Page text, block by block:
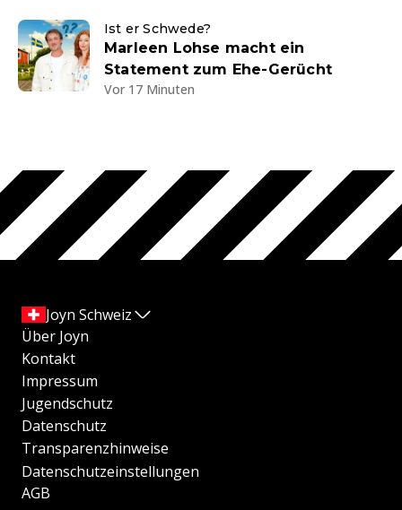
Ist er Schwede?
Marleen Lohse macht ein
Statement zum Ehe-Gerücht
Vor 17 Minuten
Joyn Schweiz
Über Joyn
Kontakt
Impressum
Jugendschutz
Datenschutz
Transparenzhinweise
Datenschutzeinstellungen
AGB